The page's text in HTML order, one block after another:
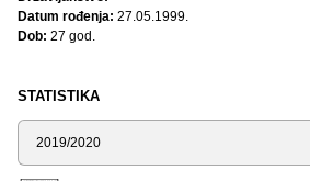
STATISTIKA
Sezona
Datum rođenja: 27.05.1999.
Dob: 27 god.